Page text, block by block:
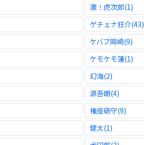
激！虎次郎(1)
ゲチェナ狂介(43)
ケバブ岡崎(9)
ケモケモ蓮(1)
幻海(2)
源吾朗(4)
権座砺守(9)
健太(1)